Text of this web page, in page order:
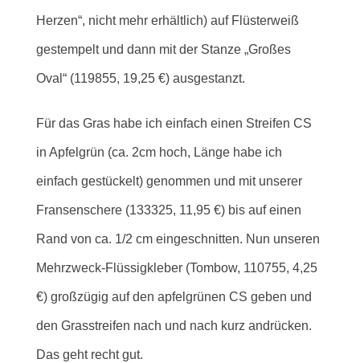
Herzen“, nicht mehr erhältlich) auf Flüsterweiß
gestempelt und dann mit der Stanze „Großes
Oval“ (119855, 19,25 €) ausgestanzt.
Für das Gras habe ich einfach einen Streifen CS
in Apfelgrün (ca. 2cm hoch, Länge habe ich
einfach gestückelt) genommen und mit unserer
Fransenschere (133325, 11,95 €) bis auf einen
Rand von ca. 1/2 cm eingeschnitten. Nun unseren
Mehrzweck-Flüssigkleber (Tombow, 110755, 4,25
€) großzügig auf den apfelgrünen CS geben und
den Grasstreifen nach und nach kurz andrücken.
Das geht recht gut.